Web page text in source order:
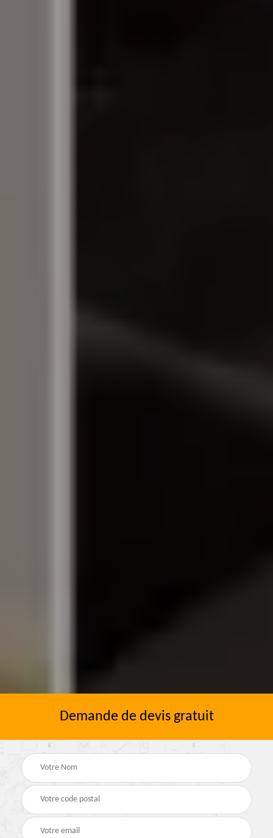
Demande de devis gratuit